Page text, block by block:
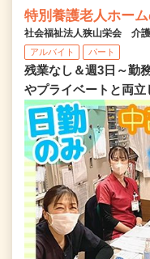
特別養護老人ホー
社会福祉法人狭山栄会 介
アルバイト パート
残業なし＆週3日～勤
やプライベートと両立